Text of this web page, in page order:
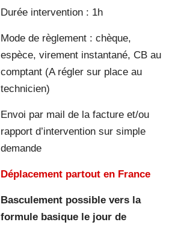
Durée intervention : 1h
Mode de règlement : chèque,
espèce, virement instantané, CB au
comptant (A régler sur place au
technicien)
Envoi par mail de la facture et/ou
rapport d’intervention sur simple
demande
Déplacement partout en France
Basculement possible vers la
formule basique le jour de